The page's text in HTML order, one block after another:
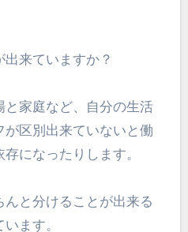
来ていますか？
家庭など、自分の生活
が区別出来ていないと働
になったりします。
と分けることが出来る
ます。